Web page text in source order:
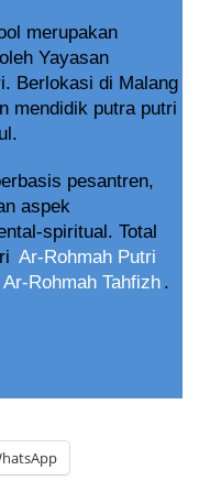
merupakan
Yayasan
Berlokasi di Malang
mendidik putra putri
pesantren,
aspek
spiritual. Total
Ar-Rohmah Putri
Ar-Rohmah Tahfizh .